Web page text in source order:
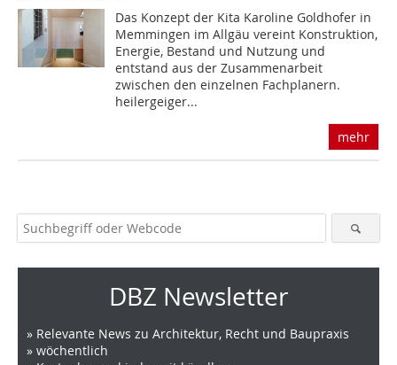
Das Konzept der Kita Karoline Goldhofer in
Memmingen im Allgäu vereint Konstruktion,
Energie, Bestand und Nutzung und
entstand aus der Zusammenarbeit
zwischen den einzelnen Fachplanern.
heilergeiger...
mehr
DBZ Newsletter
» Relevante News zu Architektur, Recht und Baupraxis
» wöchentlich